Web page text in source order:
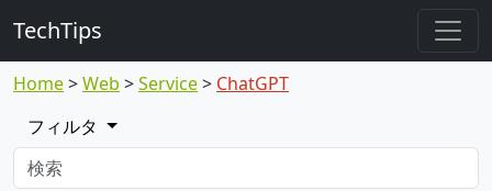
TechTips
Home Web Service
ChatGPT
フィルタ